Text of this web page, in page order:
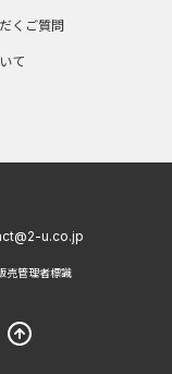
くご質問
て
u.co.jp
売管理者標識